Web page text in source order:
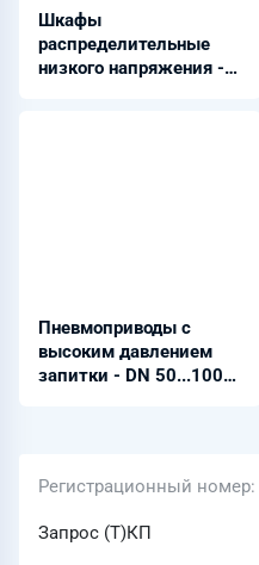
Шкафы
распределительные
низкого напряжения -
Пневмоприводы с
высоким давлением
запитки - DN 50...100
Регистрационный номер
Запрос (Т)КП